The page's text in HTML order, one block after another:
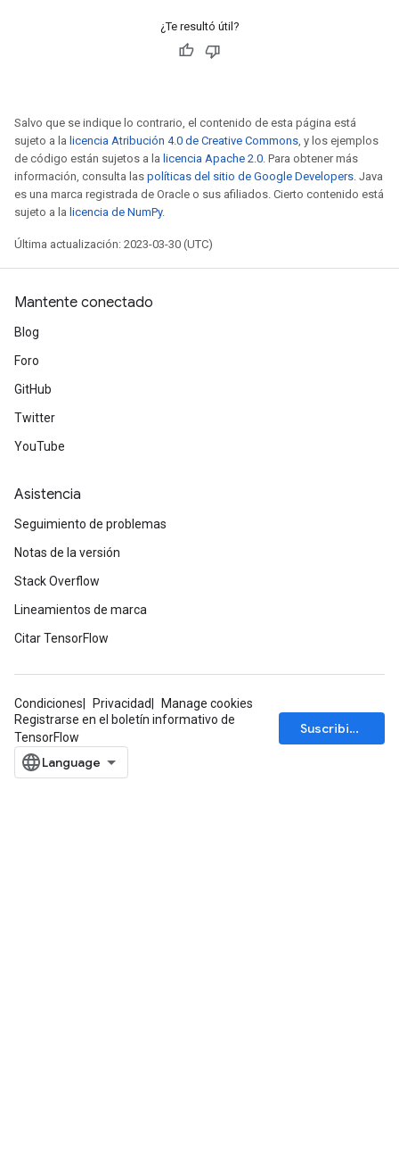
¿Te resultó útil?
Salvo que se indique lo contrario, el contenido de esta página está
sujeto a la licencia Atribución 4.0 de Creative Commons, y los ejemplos
de código están sujetos a la licencia Apache 2.0. Para obtener más
información, consulta las políticas del sitio de Google Developers. Java
es una marca registrada de Oracle o sus afiliados. Cierto contenido está
sujeto a la licencia de NumPy.
Última actualización: 2023-03-30 (UTC)
Mantente conectado
Blog
Foro
GitHub
Twitter
YouTube
Asistencia
Seguimiento de problemas
Notas de la versión
Stack Overflow
Lineamientos de marca
Citar TensorFlow
Condiciones Privacidad
Manage cookies
Registrarse en el boletín informativo de
TensorFlow
Suscribirse